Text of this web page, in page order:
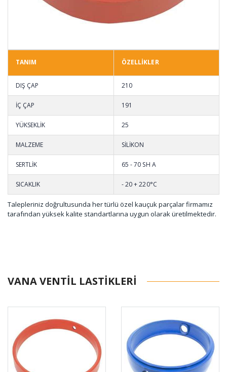
TANIM ÖZELLİKLER
DIŞ ÇAP 210
İÇ ÇAP 191
YÜKSEKLİK 25
MALZEME SİLİKON
SERTLİK 65 - 70 SH A
SICAKLIK - 20 + 220°C
Talepleriniz doğrultusunda her türlü özel kauçuk parçalar firmamız
tarafından yüksek kalite standartlarına uygun olarak üretilmektedir.
VANA VENTIL LASTIKLERI